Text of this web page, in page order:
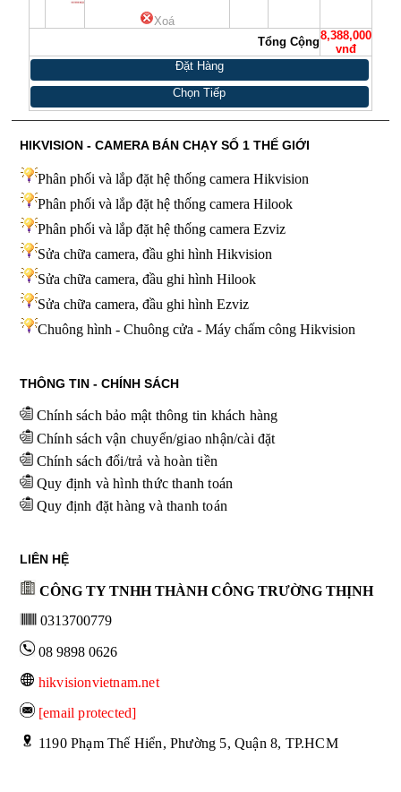
Xoá
Tổng Cộng8,388,000
vnđ
Đặt Hàng
Chọn Tiếp
HIKVISION - CAMERA BÁN CHẠY SỐ 1 THẾ GIỚI
Phân phối và lắp đặt hệ thống camera Hikvision
Phân phối và lắp đặt hệ thống camera Hilook
Phân phối và lắp đặt hệ thống camera Ezviz
Sửa chữa camera, đầu ghi hình Hikvision
Sửa chữa camera, đầu ghi hình Hilook
Sửa chữa camera, đầu ghi hình Ezviz
Chuông hình - Chuông cửa - Máy chấm công Hikvision
THÔNG TIN - CHÍNH SÁCH
Chính sách bảo mật thông tin khách hàng
Chính sách vận chuyển/giao nhận/cài đặt
Chính sách đổi/trả và hoàn tiền
Quy định và hình thức thanh toán
Quy định đặt hàng và thanh toán
LIÊN HỆ
CÔNG TY TNHH THÀNH CÔNG TRƯỜNG THỊNH
0313700779
08 9898 0626
hikvisionvietnam.net
[email protected]
1190 Phạm Thế Hiển, Phường 5, Quận 8, TP.HCM